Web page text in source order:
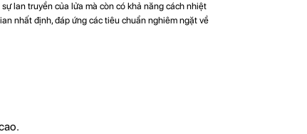
lan truyền của lửa mà còn có khả năng cách nhiệt
nhất định, đáp ứng các tiêu chuẩn nghiêm ngặt về